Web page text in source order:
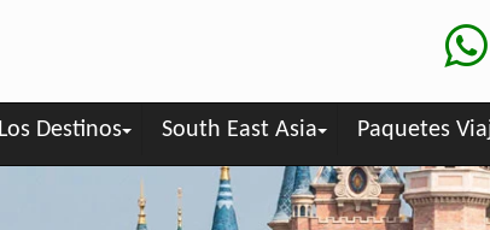
Los Destinos South East Asia Paquetes